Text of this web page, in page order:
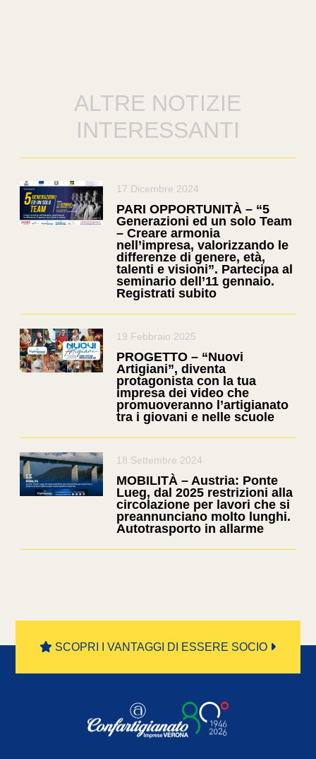
ALTRE NOTIZIE
INTERESSANTI
17 Dicembre 2024
PARI OPPORTUNITÀ – “5
Generazioni ed un solo Team
– Creare armonia
nell’impresa, valorizzando le
differenze di genere, età,
talenti e visioni”. Partecipa al
seminario dell’11 gennaio.
Registrati subito
19 Febbraio 2025
PROGETTO – “Nuovi
Artigiani”, diventa
protagonista con la tua
impresa dei video che
promuoveranno l’artigianato
tra i giovani e nelle scuole
18 Settembre 2024
MOBILITÀ – Austria: Ponte
Lueg, dal 2025 restrizioni alla
circolazione per lavori che si
preannunciano molto lunghi.
Autotrasporto in allarme
SCOPRI I VANTAGGI DI ESSERE SOCIO